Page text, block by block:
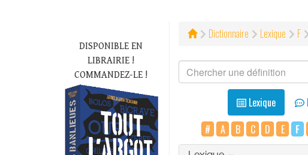
DISPONIBLE EN
LIBRAIRIE !
COMMANDEZ-LE !
Dictionnaire Lexique F
Lexique
#
A B C D E F